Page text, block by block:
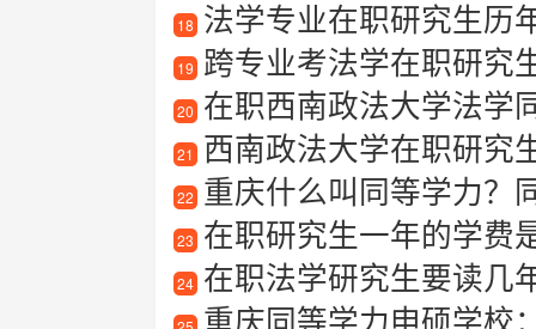
18 法学专业在职研究生历
19 跨专业考法学在职研究
20 在职西南政法大学法学
21 西南政法大学在职研究
22 重庆什么叫同等学力？
23 在职研究生一年的学费
24 在职法学研究生要读几
重庆同等学力申硕学校